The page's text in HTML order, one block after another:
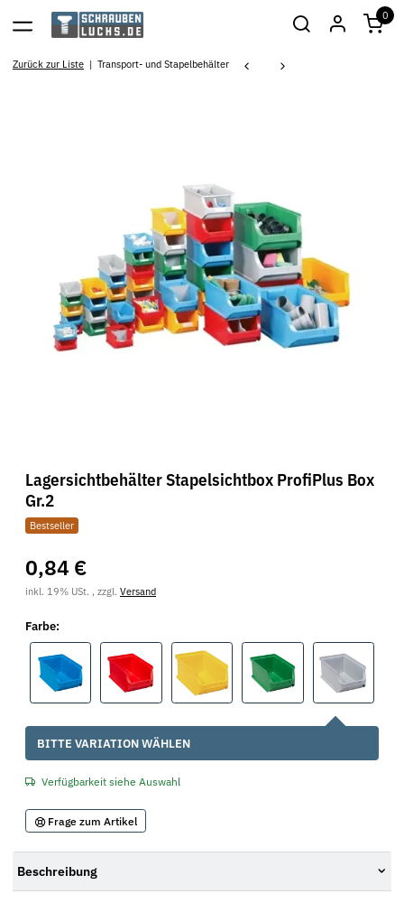
0
Zurück zur Liste Transport- und Stapelbehälter
Lagersichtbehälter Stapelsichtbox ProfiPlus Box
Gr.2
Bestseller
0,84 €
inkl. 19% USt. , zzgl. Versand
Farbe:
x
BITTE VARIATION WÄHLEN
Verfügbarkeit siehe Auswahl
Frage zum Artikel
Beschreibung